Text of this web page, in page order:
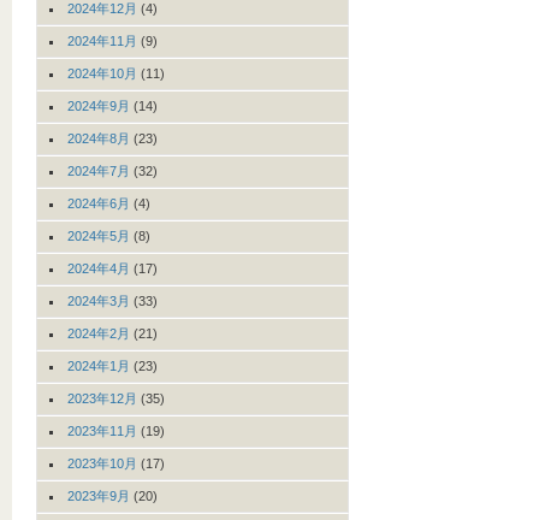
2024年12月 (4)
2024年11月 (9)
2024年10月 (11)
2024年9月 (14)
2024年8月 (23)
2024年7月 (32)
2024年6月 (4)
2024年5月 (8)
2024年4月 (17)
2024年3月 (33)
2024年2月 (21)
2024年1月 (23)
2023年12月 (35)
2023年11月 (19)
2023年10月 (17)
2023年9月 (20)